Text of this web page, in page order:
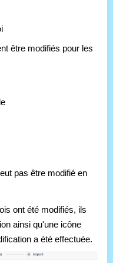
être modifiés pour les
pas être modifié en
ont été modifiés, ils
ainsi qu'une icône
a été effectuée.